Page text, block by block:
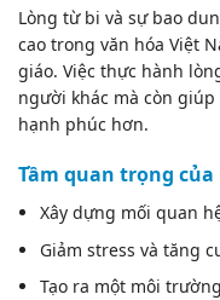
Lòng từ bi và sự bao
cao trong văn hóa Việt
giáo. Việc thực hành
người khác mà còn
hạnh phúc hơn.
Tầm quan trọng
Xây dựng mối quan
Giảm stress và tăng
Tạo ra một môi